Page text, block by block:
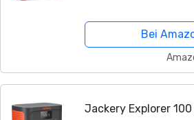
USB und QC,Mobile
für...
Bei
Jackery Explorer